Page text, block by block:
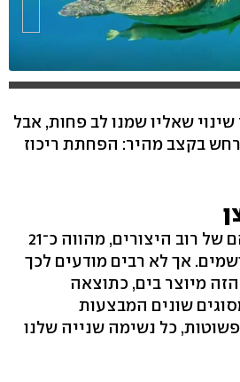
שאליו שמנו לב פחות, אבל
בקצב מהיר: הפחתת ריכוז
החמצן, החיוני לחייהם של רוב היצורים, מהווה כ־21
אך לא רבים מודעים לכך
הזה מיוצר בים, כתוצאה
שונים המבצעות
כל נשימה שנייה שלנו